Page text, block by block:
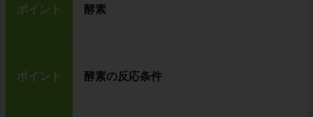
ポイント 酵素
ポイント 酵素の反応条件